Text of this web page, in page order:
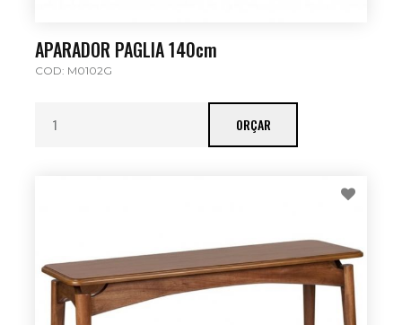
APARADOR PAGLIA 140cm
COD: M0102G
ORÇAR